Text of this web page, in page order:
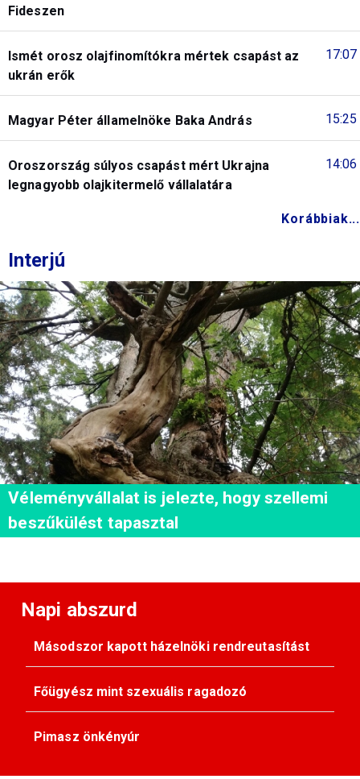
Fideszen
17:07
Ismét orosz olajfinomítókra mértek csapást az
ukrán erők
15:25
Magyar Péter államelnöke Baka András
14:06
Oroszország súlyos csapást mért Ukrajna
legnagyobb olajkitermelő vállalatára
Korábbiak...
Interjú
Véleményvállalat is jelezte, hogy szellemi
beszűkülést tapasztal
Napi abszurd
Másodszor kapott házelnöki rendreutasítást
Főügyész mint szexuális ragadozó
Pimasz önkényúr